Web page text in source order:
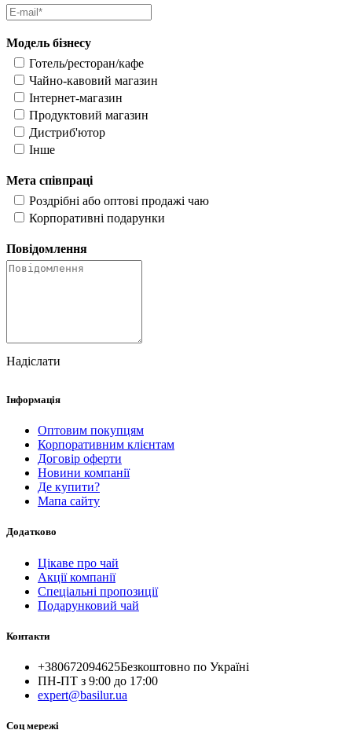
Модель бізнесу
Готель/ресторан/кафе
Чайно-кавовий магазин
Інтернет-магазин
Продуктовий магазин
Дистриб'ютор
Інше
Мета співпраці
Роздрібні або оптові продажі чаю
Корпоративні подарунки
Повідомлення
Надіслати
Інформація
Оптовим покупцям
Корпоративним клієнтам
Договір оферти
Новини компанії
Де купити?
Мапа сайту
Додатково
Цікаве про чай
Акції компанії
Спеціальні пропозиції
Подарунковий чай
Контакти
+380672094625Безкоштовно по Україні
ПН-ПТ з 9:00 до 17:00
expert@basilur.ua
Cоц мережі